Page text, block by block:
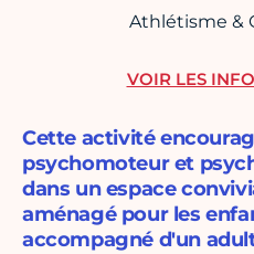
Athlétisme &
Cette activité
psychomoteur et
dans un espace
aménagé pour les
accompagné d'un
VOIR LES